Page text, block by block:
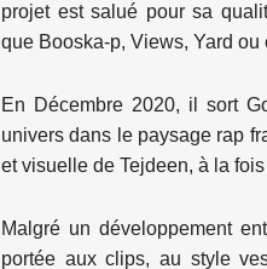
projet est salué pour sa
que Booska-p, Views, Yard ou
En Décembre 2020, il sort
univers dans le paysage rap
et visuelle de Tejdeen, à la
Malgré un développement
portée aux clips, au style